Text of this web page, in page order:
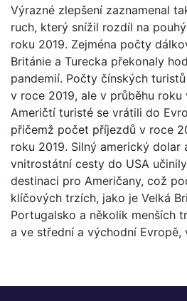
Výrazné zlepšení zaznamenal
ruch, který snížil rozdíl na
roku 2019. Zejména počty
Británie a Turecka překonaly
pandemií. Počty čínských
v roce 2019, ale v průběhu
Američtí turisté se vrátili do
přičemž počet příjezdů v roce
roku 2019. Silný americký dolar
vnitrostátní cesty do USA
destinaci pro Američany, což
klíčových trzích, jako je Velká
Portugalsko a několik menších
a ve střední a východní Evropě,